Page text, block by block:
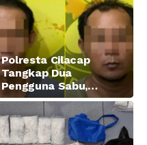
Polresta Cilacap
Tangkap Dua
Pengguna Sabu,
Amankan Paket 0,34
Gram